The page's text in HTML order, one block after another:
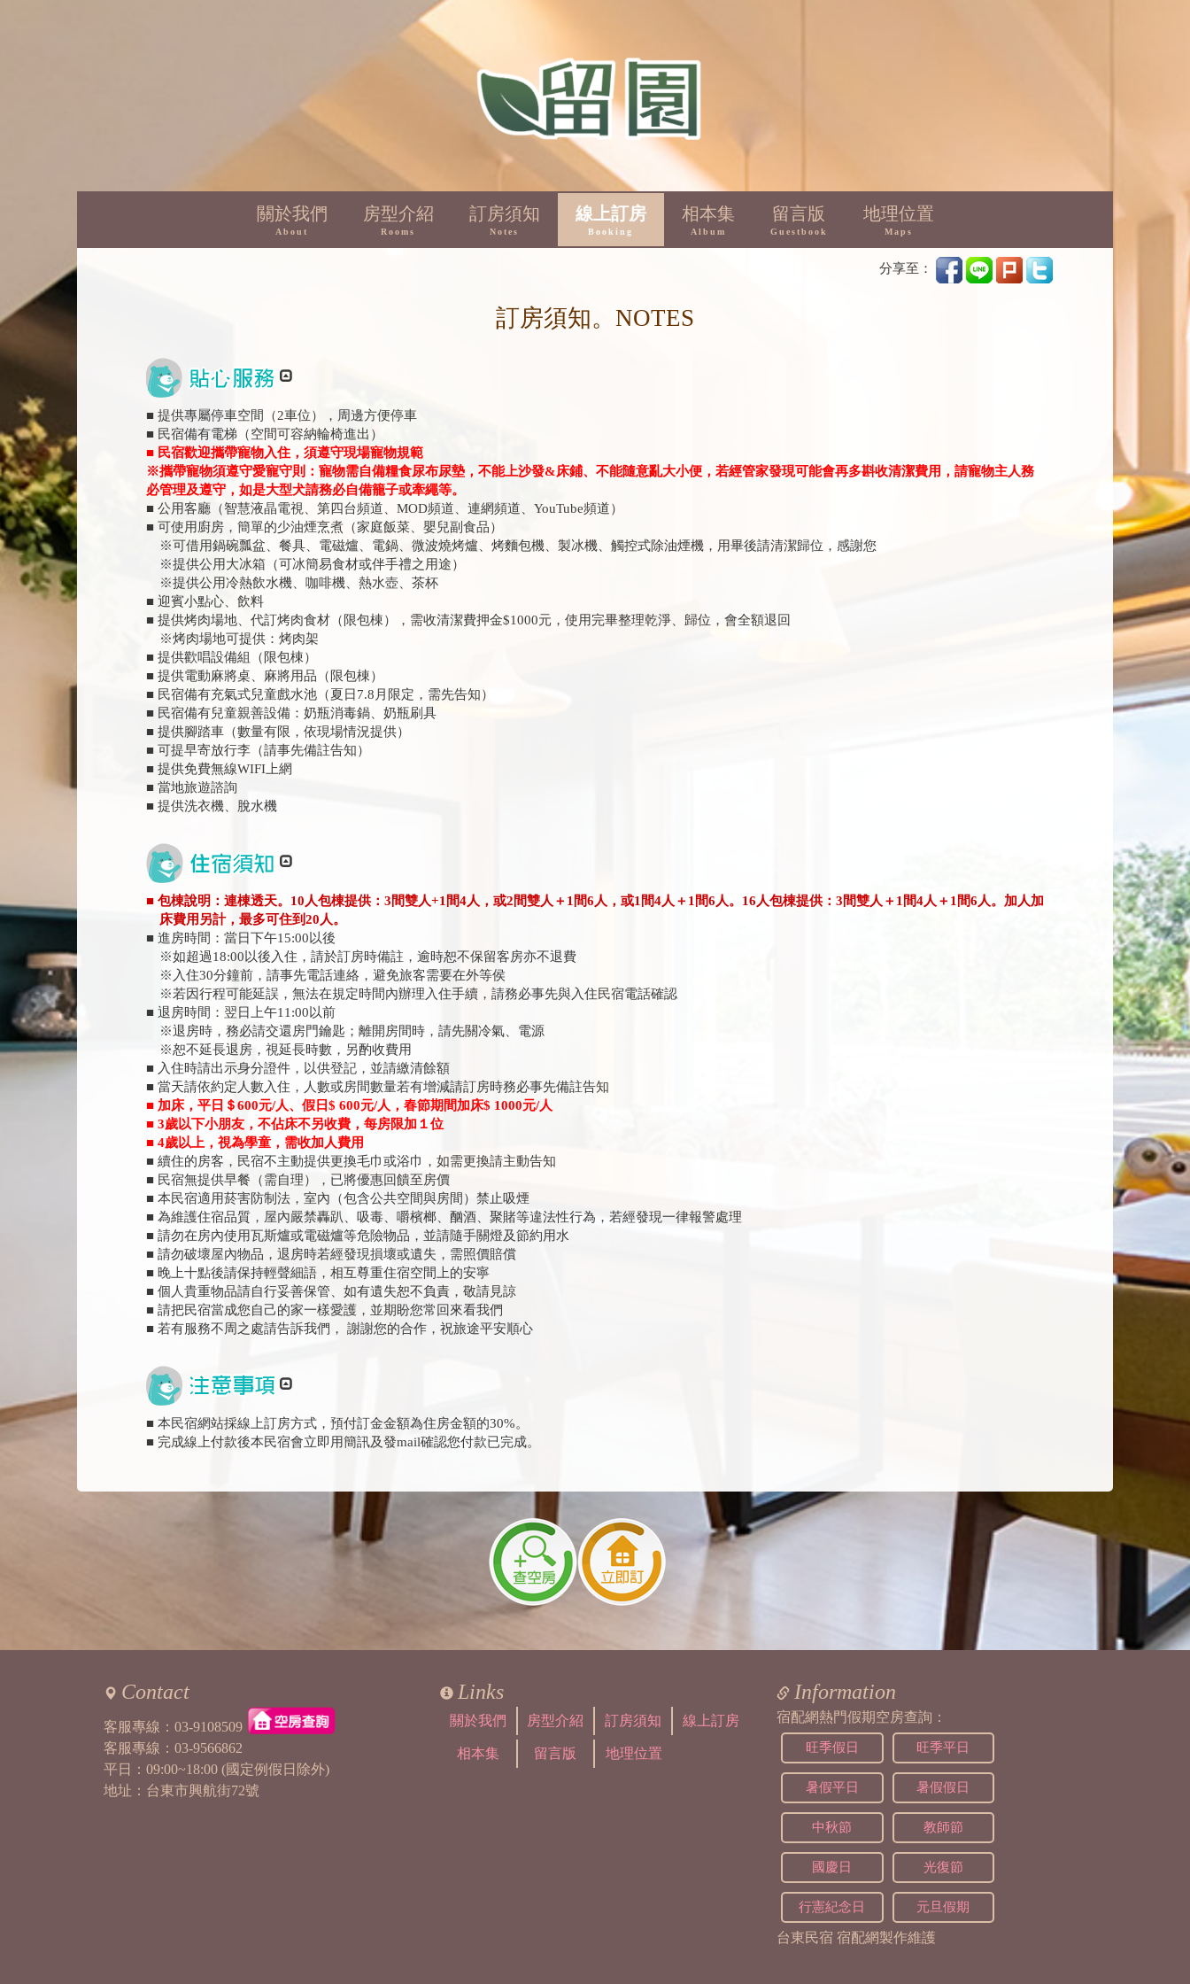
關於我們
About
房型介紹
Rooms
訂房須知
Notes
線上訂房
Booking
相本集
Album
留言版
Guestbook
地理位置
Maps
分享至：
訂房須知。NOTES
■ 提供專屬停車空間（2車位），周邊方便停車
■ 民宿備有電梯（空間可容納輪椅進出）
■ 民宿歡迎攜帶寵物入住，須遵守現場寵物規範
※攜帶寵物須遵守愛寵守則：寵物需自備糧食尿布尿墊，不能上沙發&床鋪、不能隨意亂大小便，若經管家發現可能會再多斟收清潔費用，請寵物主人務
必管理及遵守，如是大型犬請務必自備籠子或牽繩等。
■ 公用客廳（智慧液晶電視、第四台頻道、MOD頻道、連網頻道、YouTube頻道）
■ 可使用廚房，簡單的少油煙烹煮（家庭飯菜、嬰兒副食品）
※可借用鍋碗瓢盆、餐具、電磁爐、電鍋、微波燒烤爐、烤麵包機、製冰機、觸控式除油煙機，用畢後請清潔歸位，感謝您
※提供公用大冰箱（可冰簡易食材或伴手禮之用途）
※提供公用冷熱飲水機、咖啡機、熱水壺、茶杯
■ 迎賓小點心、飲料
■ 提供烤肉場地、代訂烤肉食材（限包棟），需收清潔費押金$1000元，使用完畢整理乾淨、歸位，會全額退回
※烤肉場地可提供：烤肉架
■ 提供歡唱設備組（限包棟）
■ 提供電動麻將桌、麻將用品（限包棟）
■ 民宿備有充氣式兒童戲水池（夏日7.8月限定，需先告知）
■ 民宿備有兒童親善設備：奶瓶消毒鍋、奶瓶刷具
■ 提供腳踏車（數量有限，依現場情況提供）
■ 可提早寄放行李（請事先備註告知）
■ 提供免費無線WIFI上網
■ 當地旅遊諮詢
■ 提供洗衣機、脫水機
■ 包棟說明：連棟透天。10人包棟提供：3間雙人+1間4人，或2間雙人＋1間6人，或1間4人＋1間6人。16人包棟提供：3間雙人＋1間4人＋1間6人。加人加
床費用另計，最多可住到20人。
■ 進房時間：當日下午15:00以後
※如超過18:00以後入住，請於訂房時備註，逾時恕不保留客房亦不退費
※入住30分鐘前，請事先電話連絡，避免旅客需要在外等侯
※若因行程可能延誤，無法在規定時間內辦理入住手續，請務必事先與入住民宿電話確認
■ 退房時間：翌日上午11:00以前
※退房時，務必請交還房門鑰匙；離開房間時，請先關冷氣、電源
※恕不延長退房，視延長時數，另酌收費用
■ 入住時請出示身分證件，以供登記，並請繳清餘額
■ 當天請依約定人數入住，人數或房間數量若有增減請訂房時務必事先備註告知
■ 加床，平日＄600元/人、假日$ 600元/人，春節期間加床$ 1000元/人
■ 3歲以下小朋友，不佔床不另收費，每房限加１位
■ 4歲以上，視為學童，需收加人費用
■ 續住的房客，民宿不主動提供更換毛巾或浴巾，如需更換請主動告知
■ 民宿無提供早餐（需自理），已將優惠回饋至房價
■ 本民宿適用菸害防制法，室內（包含公共空間與房間）禁止吸煙
■ 為維護住宿品質，屋內嚴禁轟趴、吸毒、嚼檳榔、酗酒、聚賭等違法性行為，若經發現一律報警處理
■ 請勿在房內使用瓦斯爐或電磁爐等危險物品，並請隨手關燈及節約用水
■ 請勿破壞屋內物品，退房時若經發現損壞或遺失，需照價賠償
■ 晚上十點後請保持輕聲細語，相互尊重住宿空間上的安寧
■ 個人貴重物品請自行妥善保管、如有遺失恕不負責，敬請見諒
■ 請把民宿當成您自己的家一樣愛護，並期盼您常回來看我們
■ 若有服務不周之處請告訴我們， 謝謝您的合作，祝旅途平安順心
■ 本民宿網站採線上訂房方式，預付訂金金額為住房金額的30%。
■ 完成線上付款後本民宿會立即用簡訊及發mail確認您付款已完成。
Contact
客服專線： 03-9108509
客服專線： 03-9566862
平日：09:00~18:00 (國定例假日除外)
地址：台東市興航街72號
Links
關於我們 房型介紹 訂房須知 線上訂房
相本集 留言版 地理位置
Information
宿配網熱門假期空房查詢：
旺季假日 旺季平日
暑假平日 暑假假日
中秋節 教師節
國慶日 光復節
行憲紀念日 元旦假期
台東民宿 宿配網製作維護